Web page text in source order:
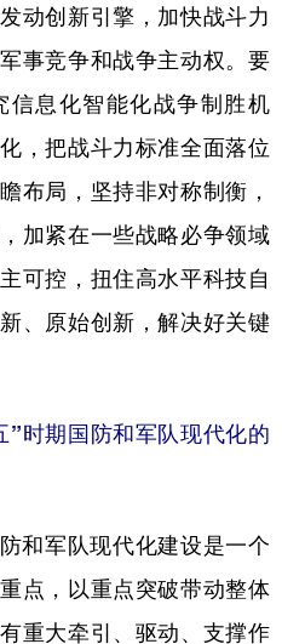
动创新引擎，加快战斗力
事竞争和战争主动权。要
信息化智能化战争制胜机
，把战斗力标准全面落位
布局，坚持非对称制衡，
加紧在一些战略必争领域
可控，扭住高水平科技自
、原始创新，解决好关键
期国防和军队现代化的
军队现代化建设是一个
点，以重点突破带动整体
重大牵引、驱动、支撑作